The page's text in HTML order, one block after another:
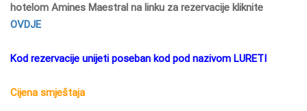
hotelom Amines Maestral na linku za rezervacije kliknite
OVDJE
Kod rezervacije unijeti poseban kod pod nazivom LURETI
Cijena smještaja